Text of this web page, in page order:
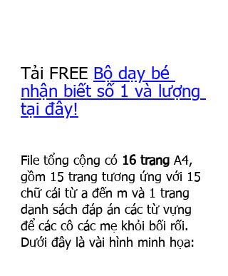
Tải FREE Bộ dạy bé
nhận biết số 1 và lượng
tại đây!
File tổng cộng có 16 trang A4,
gồm 15 trang tương ứng với 15
chữ cái từ a đến m và 1 trang
danh sách đáp án các từ vựng
để các cô các mẹ khỏi bối rối.
Dưới đây là vài hình minh họa: